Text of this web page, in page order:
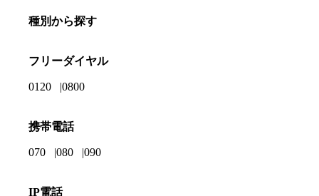
種別から探す
フリーダイヤル
0120 0800
携帯電話
070 080 090
IP電話